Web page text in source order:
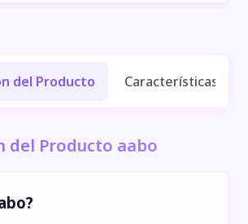
del Producto Características y
del Producto aabo